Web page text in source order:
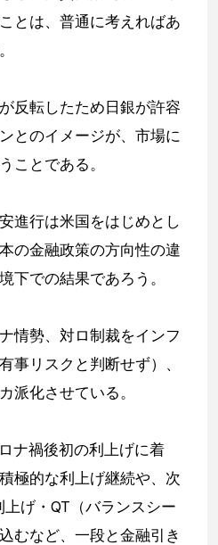
とは、普通に考えればあ
反転したため日銀が許容
とのイメージが、市場に
ことである。
進行は米国をはじめとし
の金融政策の方向性の違
下での結果であろう。
情勢、対ロ制裁をインフ
事リスクと判断せず）、
派化させている。
ナ禍後初の利上げに着
極的な利上げ継続や、次
げ・QT（バランスシー
むなど、一段と金融引き